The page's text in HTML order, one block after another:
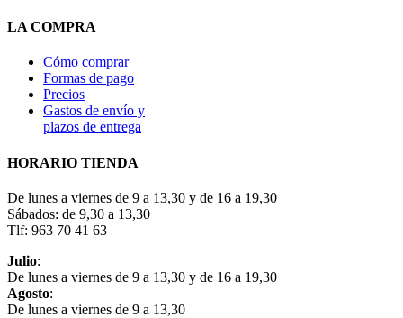
LA COMPRA
Cómo comprar
Formas de pago
Precios
Gastos de envío y
plazos de entrega
HORARIO TIENDA
De lunes a viernes de 9 a 13,30 y de 16 a 19,30
Sábados: de 9,30 a 13,30
Tlf: 963 70 41 63
Julio:
De lunes a viernes de 9 a 13,30 y de 16 a 19,30
Agosto:
De lunes a viernes de 9 a 13,30